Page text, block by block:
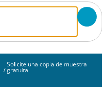
/
Solicite una copia de muestra
gratuita